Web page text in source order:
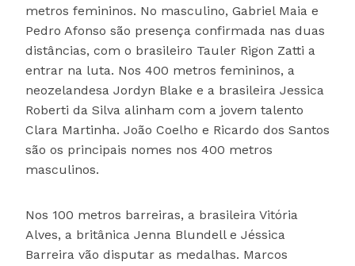
metros femininos. No masculino, Gabriel Maia e
Pedro Afonso são presença confirmada nas duas
distâncias, com o brasileiro Tauler Rigon Zatti a
entrar na luta. Nos 400 metros femininos, a
neozelandesa Jordyn Blake e a brasileira Jessica
Roberti da Silva alinham com a jovem talento
Clara Martinha. João Coelho e Ricardo dos Santos
são os principais nomes nos 400 metros
masculinos.
Nos 100 metros barreiras, a brasileira Vitória
Alves, a britânica Jenna Blundell e Jéssica
Barreira vão disputar as medalhas. Marcos